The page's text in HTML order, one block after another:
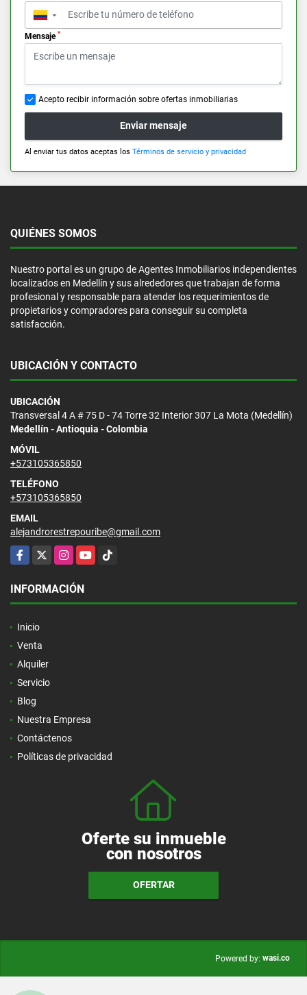
▼
Mensaje *
Acepto recibir información sobre ofertas inmobiliarias
Enviar mensaje
Al enviar tus datos aceptas los Términos de servicio y privacidad
QUIÉNES SOMOS
Nuestro portal es un grupo de Agentes Inmobiliarios independientes
localizados en Medellín y sus alrededores que trabajan de forma
profesional y responsable para atender los requerimientos de
propietarios y compradores para conseguir su completa
satisfacción.
UBICACIÓN Y CONTACTO
UBICACIÓN
Transversal 4 A # 75 D - 74 Torre 32 Interior 307 La Mota (Medellín)
Medellín - Antioquia - Colombia
MÓVIL
+573105365850
TELÉFONO
+573105365850
EMAIL
alejandrorestrepouribe@gmail.com
Facebook
X InstagramYouTubeTikTok
INFORMACIÓN
Inicio
Venta
Alquiler
Servicio
Blog
Nuestra Empresa
Contáctenos
Políticas de privacidad
Oferte su inmueble
con nosotros
OFERTAR
Powered by: wasi.co